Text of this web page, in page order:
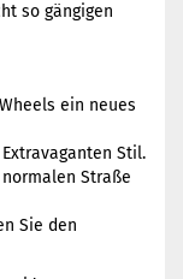
so gängigen
ein neues
Stil.
Straße
Sie den